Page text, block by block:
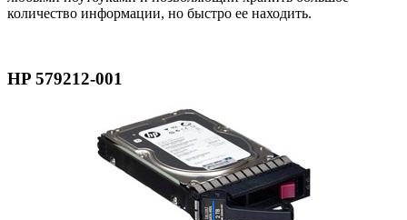
количество информации, но быстро ее находить.
HP 579212-001